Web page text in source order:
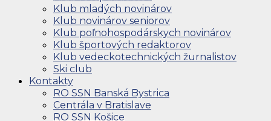
Klub mladých novinárov
Klub novinárov seniorov
Klub poľnohospodárskych novinárov
Klub športových redaktorov
Klub vedeckotechnických žurnalistov
Ski club
Kontakty
RO SSN Banská Bystrica
Centrála v Bratislave
RO SSN Košice